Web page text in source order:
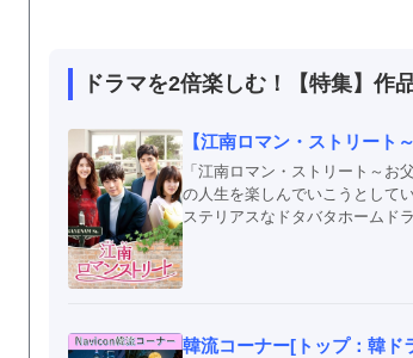
ドラマを2倍楽しむ！【特集】作
【江南ロマン・ストリート
「江南ロマン・ストリート～
の人生を楽しんでいこうとして
ステリアスなドタバタホームドラ
韓流コーナー[トップ：韓ド